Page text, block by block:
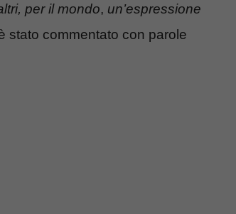
per il mondo, un’espressione
stato commentato con parole